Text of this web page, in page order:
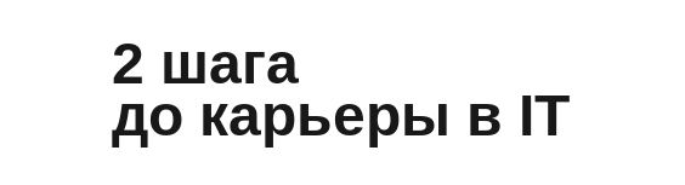
2 шага
до карь еры в IT